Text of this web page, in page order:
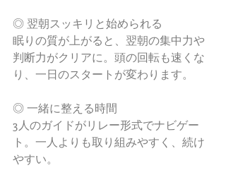
◎ 翌朝スッキリと始められる
眠りの質が上がると、翌朝の集中力や
判断力がクリアに。頭の回転も速くな
り、一日のスタートが変わります。
◎ 一緒に整える時間
3人のガイドがリレー形式でナビゲー
ト。一人よりも取り組みやすく、続け
やすい。